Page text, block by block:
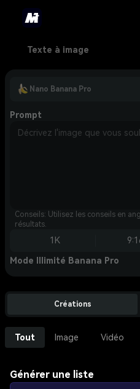
Texte à image
Nano Banana Pro
Prompt
Conseils: Utilisez les conseils en
résultats.
1K
Mode Illimité Banana Pro
Créations
Tout Image Vidéo
Générer une liste